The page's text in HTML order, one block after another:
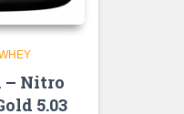
– Nitro
5.03